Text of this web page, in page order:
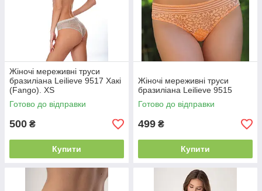
Жіночі мереживні труси
бразиліана Leilieve 9517 Хакі
(Fango). XS
Готово до відправки
500 ₴
Купити
Жіночі мереживні труси
бразиліана Leilieve 9515
Готово до відправки
499 ₴
Купити